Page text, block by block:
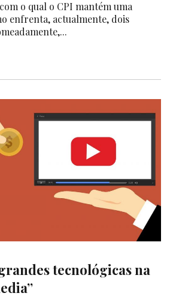
o qual o CPI mantém uma
enfrenta, actualmente, dois
tecnológicas na